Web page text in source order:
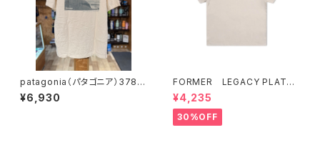
patagonia（パタゴニア）3784
2 メンズ・ウォーター・ピープル・
スポッター・Tシャツ
¥6,930
FORMER LEGACY PLATE
T-SHIRT // STONE
¥4,235
30%OFF